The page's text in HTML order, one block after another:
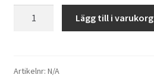
Övrigt Lägg till i varukorg
Artikelnr: N/A